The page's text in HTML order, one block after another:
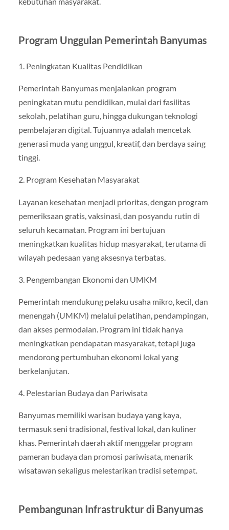
Program Unggulan Pemerintah Banyumas
1. Peningkatan Kualitas Pendidikan
Pemerintah Banyumas menjalankan program
peningkatan mutu pendidikan, mulai dari fasilitas
sekolah, pelatihan guru, hingga dukungan teknologi
pembelajaran digital. Tujuannya adalah mencetak
generasi muda yang unggul, kreatif, dan berdaya saing
tinggi.
2. Program Kesehatan Masyarakat
Layanan kesehatan menjadi prioritas, dengan program
pemeriksaan gratis, vaksinasi, dan posyandu rutin di
seluruh kecamatan. Program ini bertujuan
meningkatkan kualitas hidup masyarakat, terutama di
wilayah pedesaan yang aksesnya terbatas.
3. Pengembangan Ekonomi dan UMKM
Pemerintah mendukung pelaku usaha mikro, kecil, dan
menengah (UMKM) melalui pelatihan, pendampingan,
dan akses permodalan. Program ini tidak hanya
meningkatkan pendapatan masyarakat, tetapi juga
mendorong pertumbuhan ekonomi lokal yang
berkelanjutan.
4. Pelestarian Budaya dan Pariwisata
Banyumas memiliki warisan budaya yang kaya,
termasuk seni tradisional, festival lokal, dan kuliner
khas. Pemerintah daerah aktif menggelar program
pameran budaya dan promosi pariwisata, menarik
wisatawan sekaligus melestarikan tradisi setempat.
Pembangunan Infrastruktur di Banyumas